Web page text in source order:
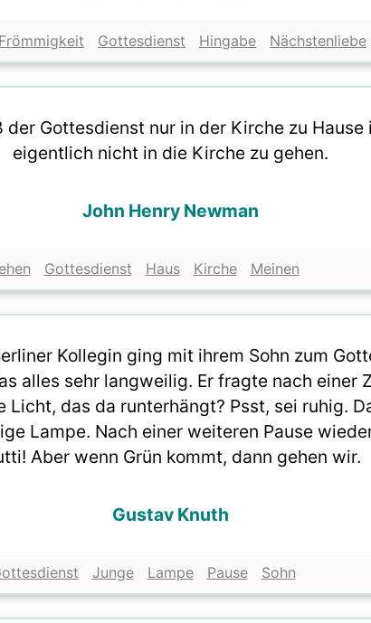
Frömmigkeit Gottesdienst Hingabe Nächstenliebe
der Gottesdienst nur in der Kirche zu
eigentlich nicht in die Kirche zu gehen.
John Henry Newman
Gottesdienst Haus Kirche Meinen
Kollegin ging mit ihrem Sohn zum
alles sehr langweilig. Er fragte nach einer
Licht, das da runterhängt? Psst, sei ruhig.
Lampe. Nach einer weiteren Pause
Aber wenn Grün kommt, dann gehen wir.
Gustav Knuth
Junge Lampe Pause Sohn